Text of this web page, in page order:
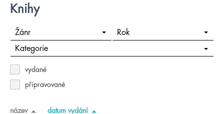
Knihy
Žánr Rok
Kategorie
vydané
připravované
název datum vydání